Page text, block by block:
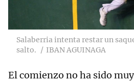
Salaberria intenta restar un
salto.
IBAN AGUINAGA
El comienzo no ha sido